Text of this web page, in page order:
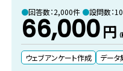
回答数：2,000件 設問数：
66,000円
ウェブアンケート作成 データ